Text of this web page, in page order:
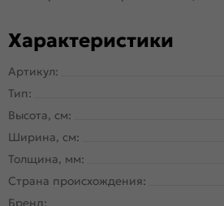
Характеристики
Артикул:
Тип:
Высота, см:
Ширина, см:
Толщина, мм:
Страна происхождения:
Бренд: